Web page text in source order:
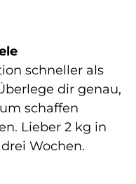
schneller als
dir genau,
schaffen
Lieber 2 kg in
Wochen.